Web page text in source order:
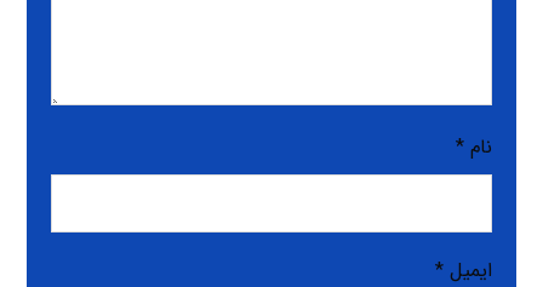
نام*
ایمیل*